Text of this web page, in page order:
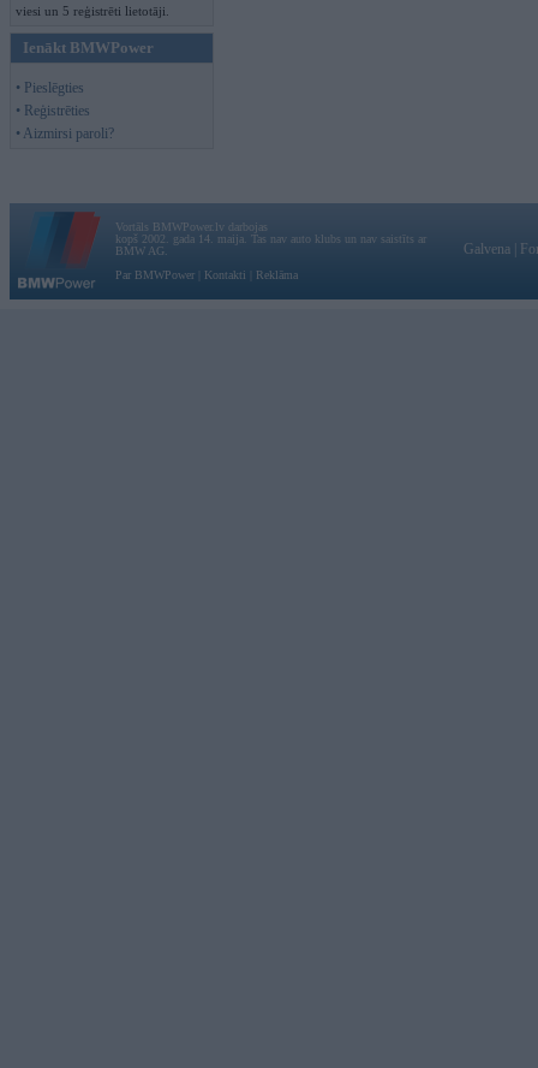
viesi un 5 reģistrēti lietotāji.
Ienākt BMWPower
• Pieslēgties
• Reģistrēties
• Aizmirsi paroli?
Vortāls BMWPower.lv darbojas
kopš 2002. gada 14. maija. Tas nav auto klubs un nav saistīts ar
BMW AG.
Par BMWPower
Kontakti Reklāma
Galvena